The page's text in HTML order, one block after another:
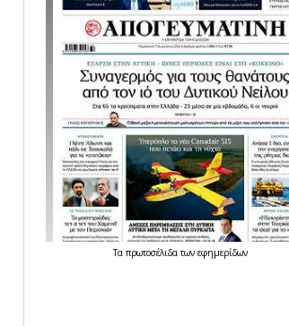
Τα πρωτοσέλιδατων εφημερίδων